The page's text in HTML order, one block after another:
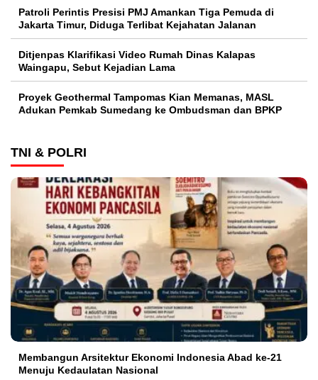
Patroli Perintis Presisi PMJ Amankan Tiga Pemuda di
Jakarta Timur, Diduga Terlibat Kejahatan Jalanan
Ditjenpas Klarifikasi Video Rumah Dinas Kalapas
Waingapu, Sebut Kejadian Lama
Proyek Geothermal Tampomas Kian Memanas, MASL
Adukan Pemkab Sumedang ke Ombudsman dan BPKP
TNI & POLRI
Membangun Arsitektur Ekonomi Indonesia Abad ke-21
Menuju Kedaulatan Nasional